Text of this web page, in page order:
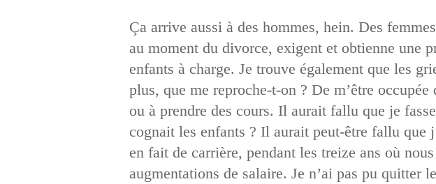
Ça arrive aussi à des hommes, hein. Des
au moment du divorce, exigent et obtienne une
enfants à charge. Je trouve également que les
plus, que me reproche-t-on ? De m’être
ou à prendre des cours. Il aurait fallu que je
cognait les enfants ? Il aurait peut-être fallu que
en fait de carrière, pendant les treize ans où
augmentations de salaire. Je n’ai pas pu quitter